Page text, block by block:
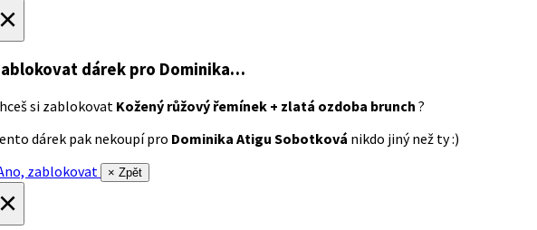
dárek pro Dominika…
si zablokovat Kožený růžový řemínek + zlatá ozdoba brunch ?
dárek pak nekoupí pro Dominika Atigu Sobotková nikdo jiný než ty :)
zablokovat
× Zpět